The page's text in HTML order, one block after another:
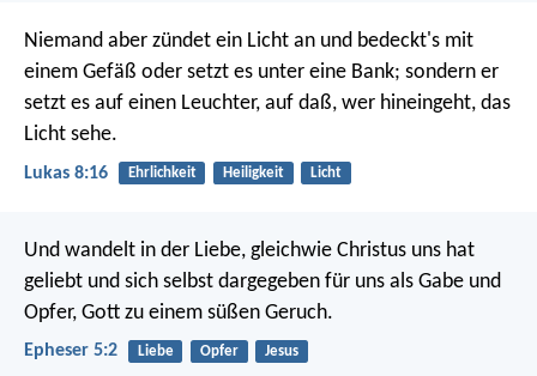
Niemand aber zündet ein Licht an und bedeckt's mit
einem Gefäß oder setzt es unter eine Bank; sondern er
setzt es auf einen Leuchter, auf daß, wer hineingeht, das
Licht sehe.
Lukas 8:16 Ehrlichkeit Heiligkeit Licht
Und wandelt in der Liebe, gleichwie Christus uns hat
geliebt und sich selbst dargegeben für uns als Gabe und
Opfer, Gott zu einem süßen Geruch.
Epheser 5:2 Liebe Opfer Jesus